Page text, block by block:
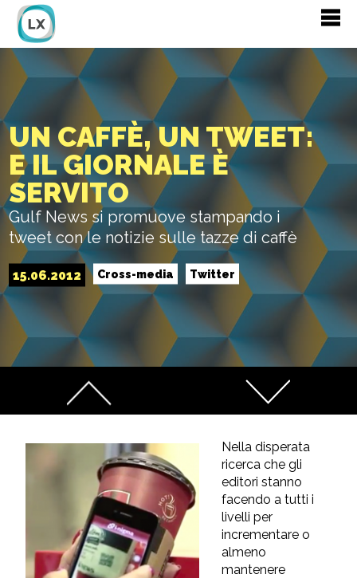
UN CAFFÈ, UN TWEET:
E IL GIORNALE È
SERVITO
Gulf News si promuove stampando i
tweet con le notizie sulle tazze di caffè
15.06.2012 Cross-media Twitter
Nella disperata
ricerca che gli
editori stanno
facendo a tutti i
livelli per
incrementare o
almeno
mantenere